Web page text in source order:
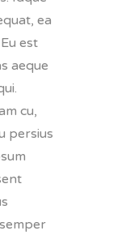
ea
est
aeque
cu,
persius